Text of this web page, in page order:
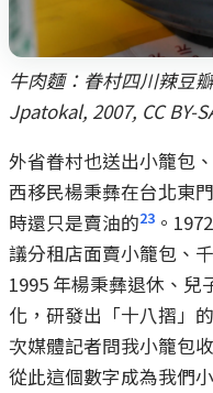
牛肉麵：眷村四川辣豆
Jpatokal, 2007, CC BY-
外省眷村也送出小籠包
西移民楊秉彝在台北東
時還只是賣油的23 。
議分租店面賣小籠包、
1995 年楊秉彝退休、兒
化，研發出「十八摺」
次媒體記者問我小籠包
從此這個數字成為我們